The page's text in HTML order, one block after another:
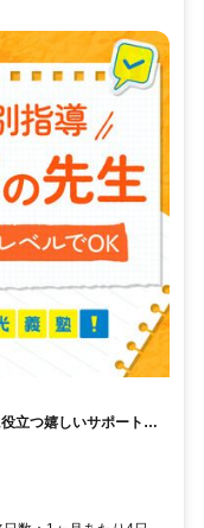
立つ嬉しいサポートも